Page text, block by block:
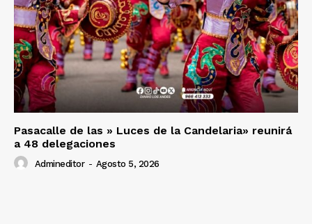
Pasacalle de las » Luces de la Candelaria» reunirá
a 48 delegaciones
Admineditor - Agosto 5, 2026